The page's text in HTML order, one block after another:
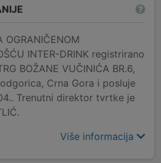
OGRANIČENOM
INTER-DRINK registrirano
BOŽANE VUČINIĆA BR.6,
Crna Gora i posluje
Trenutni direktor tvrtke je
Više informacija